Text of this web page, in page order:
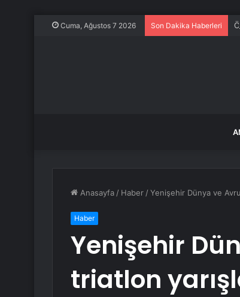
Cuma, Ağustos 7 2026 Son Dakika Haberleri
Anasayfa / Haber /Yenişehir Dünya ve
Haber
Yenişehir
triatlon